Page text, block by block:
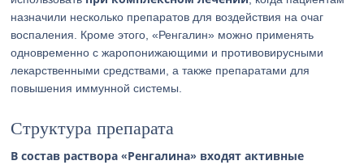
назначили несколько препаратов для воздействия на очаг
воспаления. Кроме этого, «Ренгалин» можно применять
одновременно с жаропонижающими и противовирусными
лекарственными средствами, а также препаратами для
повышения иммунной системы.
Структура препарата
В состав раствора «Ренгалина» входят активные